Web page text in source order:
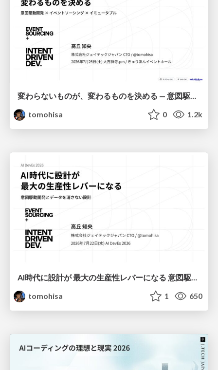
変わらないものが、変わるものを決める — 意図駆動開発 × イベントソーシング × イミュータブル | What Doesn't Change Decides What Can — IDD × Event Sourcing × Immutability
tomohisa
0 1.2k
tomohisa
1 650